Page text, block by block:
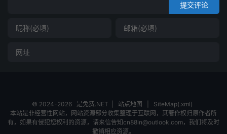
提交评论
© 2024-2026 是免费.NET 站点地图
SiteMap(.xml)
本站是非经营性网站，网站资源部分收集整理于互联网，其著作权归原作者所
有，如果有侵犯您权利的资源，请来信告知cn88in@outlook.com，我们将及时
撤销相应资源。